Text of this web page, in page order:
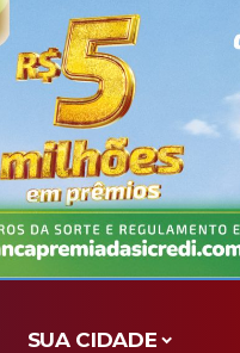
SUA CIDADE